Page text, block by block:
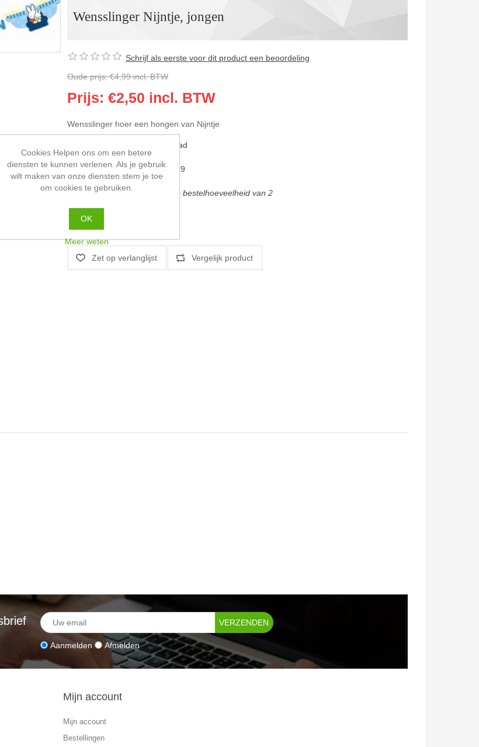
Wensslinger Nijntje, jongen
Schrijf als eerste voor dit product een beoordeling
Oude prijs: €4,99 incl. BTW
Prijs: €2,50 incl. BTW
Wensslinger hoer een hongen van Nijntje
2 op voorraad
GTIN barcode: 8712026561879
Dit product heeft een minimale bestelhoeveelheid van 2
Aanmelden Afmelden
Mijn account
Mijn account
Bestellingen
Cookies Helpen ons om een betere
diensten te kunnen verlenen. Als je gebruik
wilt maken van onze diensten stem je toe
om cookies te gebruiken.
OK
Meer weten